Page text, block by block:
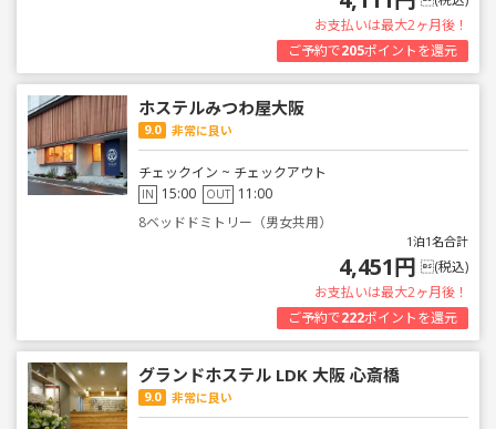
お支払いは最大2ヶ月後！
ご予約で205ポイントを還元
ホステルみつわ屋大阪
9.0 非常に良い
チェックイン ~ チェックアウト
IN 15:00 OUT 11:00
8ベッドドミトリー（男女共用）
1泊1名合計
4,451円 (税込)
お支払いは最大2ヶ月後！
ご予約で222ポイントを還元
グランドホステル LDK 大阪 心斎橋
9.0 非常に良い